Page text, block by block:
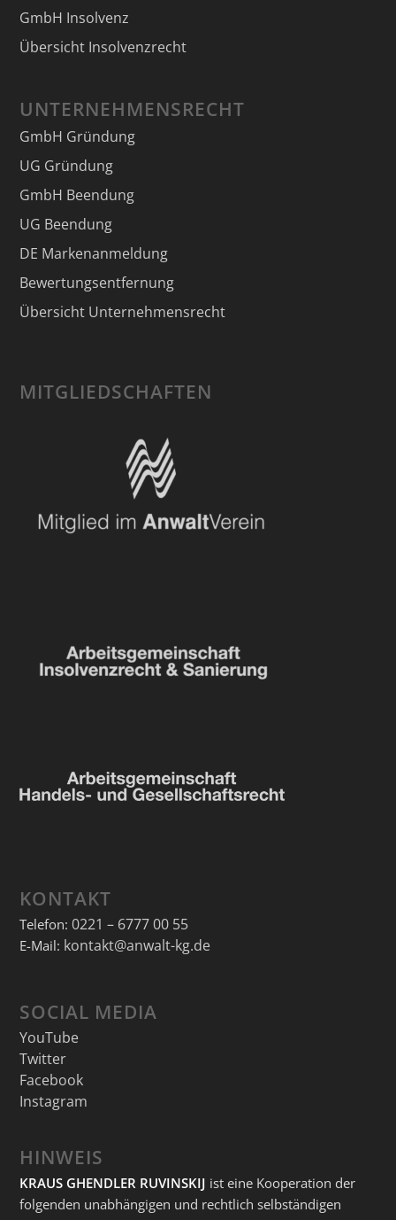
GmbH Insolvenz
Übersicht Insolvenzrecht
UNTERNEHMENSRECHT
GmbH Gründung
UG Gründung
GmbH Beendung
UG Beendung
DE Markenanmeldung
Bewertungsentfernung
Übersicht Unternehmensrecht
MITGLIEDSCHAFTEN
KONTAKT
Telefon: 0221 – 6777 00 55
E-Mail: kontakt@anwalt-kg.de
SOCIAL MEDIA
YouTube
Twitter
Facebook
Instagram
HINWEIS
KRAUS GHENDLER RUVINSKIJ ist eine Kooperation der
folgenden unabhängigen und rechtlich selbständigen